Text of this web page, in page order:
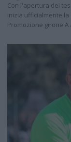
Con l'apertura dei
inizia ufficialmente la
Promozione girone